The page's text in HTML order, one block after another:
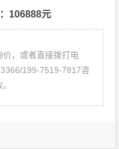
106888元
价，或者直接拨打电
199-7519-7817咨